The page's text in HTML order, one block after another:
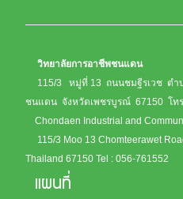
วิทยาลัยการอาชีพชนแดน
115/3 หมู่ที่ 13 ถนนชมฐีรเวช ตำ
ชนแดน จังหวัดเพชรบูรณ์ 67150 โท
Chondaen Industrial and
115/3 Moo 13 Chomteerawet
Thailand 67150 Tel : 056-761552
แผนที่